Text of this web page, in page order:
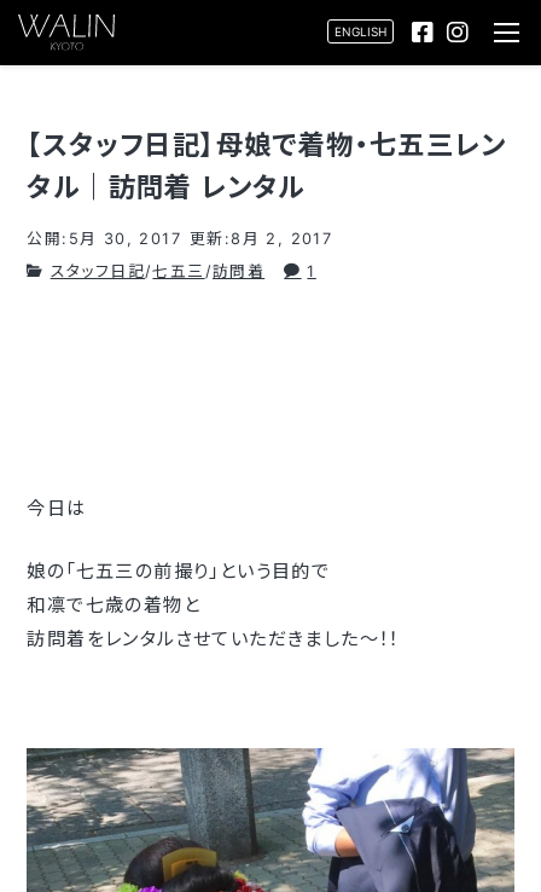
ENGLISH
【スタッフ日記】母娘で着物・七五三レン
タル｜訪問着 レンタル
公開:5月 30, 2017 更新:8月 2, 2017
スタッフ日記/七五三 /訪問着 1
今日は
娘の「七五三の前撮り」という目的で
和凛で七歳の着物と
訪問着をレンタルさせていただきました〜！！